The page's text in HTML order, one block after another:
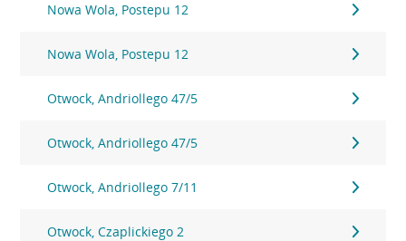
Nowa Wola, Postepu 12
Nowa Wola, Postepu 12
Otwock, Andriollego 47/5
Otwock, Andriollego 47/5
Otwock, Andriollego 7/11
Otwock, Czaplickiego 2